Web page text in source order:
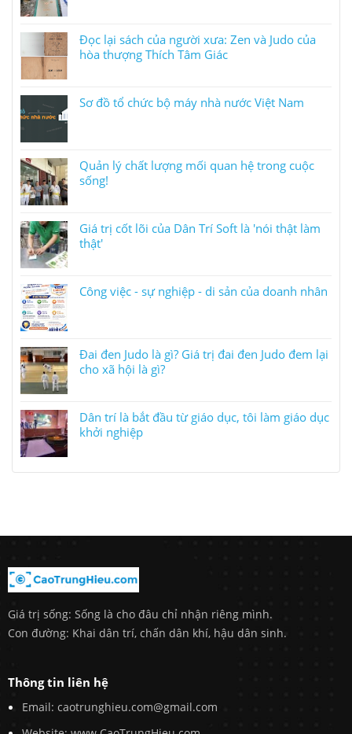
Đọc lại sách của người xưa: Zen và Judo của
hòa thượng Thích Tâm Giác
Sơ đồ tổ chức bộ máy nhà nước Việt Nam
Quản lý chất lượng mối quan hệ trong cuộc
sống!
Giá trị cốt lõi của Dân Trí Soft là 'nói thật làm
thật'
Công việc - sự nghiệp - di sản của doanh nhân
Đai đen Judo là gì? Giá trị đai đen Judo đem lại
cho xã hội là gì?
Dân trí là bắt đầu từ giáo dục, tôi làm giáo dục
khởi nghiệp
Giá trị sống: Sống là cho đâu chỉ nhận riêng mình.
Con đường: Khai dân trí, chấn dân khí, hậu dân sinh.
Thông tin liên hệ
Email: caotrunghieu.com@gmail.com